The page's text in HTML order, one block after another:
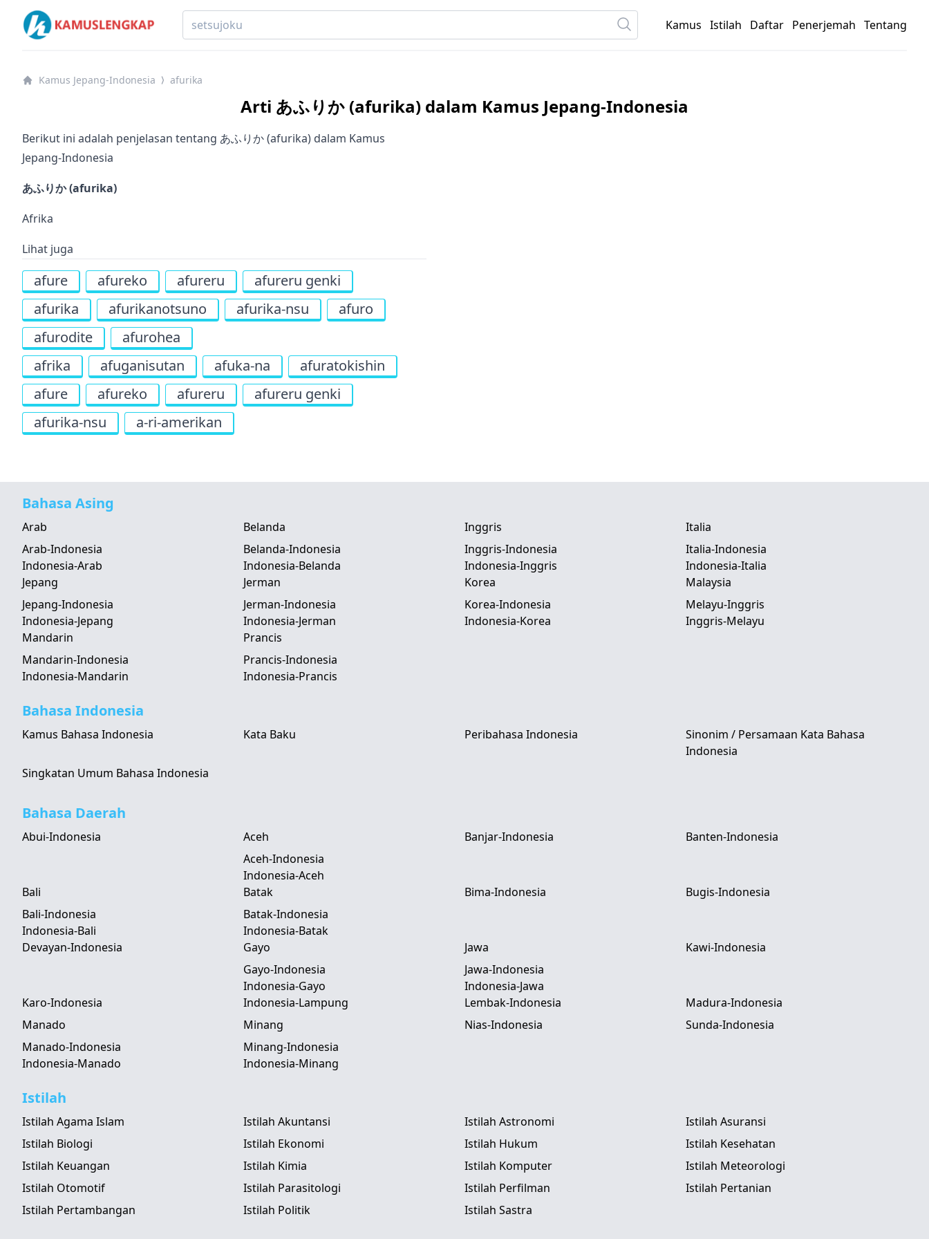
Kamus Lengkap Jepang-Indonesia - Kamus Bahasa Jepang
Kamus Istilah Daftar Penerjemah Tentang
Kamus Jepang-Indonesia ⟩ afurika
Arti あふりか (afurika) dalam Kamus Jepang-Indonesia
Berikut ini adalah penjelasan tentang あふりか (afurika) dalam Kamus
Jepang-Indonesia
あふりか (afurika)
Afrika
Lihat juga
afure afureko afureru
afureru genki
afurika
afurikanotsuno afurika-nsu
afuro
afurodite
afurohea
afrika
afuganisutan afuka-na
afuratokishin
afure
afureko afureru
afureru genki
afurika-nsu
a-ri-amerikan
Bahasa Asing
Arab
Arab-Indonesia
Indonesia-Arab
Belanda
Belanda-Indonesia
Indonesia-Belanda
Inggris
Inggris-Indonesia
Indonesia-Inggris
Italia
Italia-Indonesia
Indonesia-Italia
Jepang
Jepang-Indonesia
Indonesia-Jepang
Jerman
Jerman-Indonesia
Indonesia-Jerman
Korea
Korea-Indonesia
Indonesia-Korea
Malaysia
Melayu-Inggris
Inggris-Melayu
Mandarin
Mandarin-Indonesia
Indonesia-Mandarin
Prancis
Prancis-Indonesia
Indonesia-Prancis
Bahasa Indonesia
Kamus Bahasa Indonesia Kata Baku Peribahasa Indonesia
Sinonim / Persamaan Kata Bahasa
Indonesia
Singkatan Umum Bahasa Indonesia
Bahasa Daerah
Abui-Indonesia
Aceh
Aceh-Indonesia
Indonesia-Aceh
Banjar-Indonesia Banten-Indonesia
Bali
Bali-Indonesia
Indonesia-Bali
Batak
Batak-Indonesia
Indonesia-Batak
Bima-Indonesia Bugis-Indonesia
Devayan-Indonesia
Gayo
Gayo-Indonesia
Indonesia-Gayo
Jawa
Jawa-Indonesia
Indonesia-Jawa
Kawi-Indonesia
Karo-Indonesia Indonesia-Lampung Lembak-Indonesia
Madura-Indonesia
Manado
Manado-Indonesia
Indonesia-Manado
Minang
Minang-Indonesia
Indonesia-Minang
Nias-Indonesia Sunda-Indonesia
Istilah
Istilah Agama Islam Istilah Akuntansi Istilah Astronomi
Istilah Asuransi
Istilah Biologi
Istilah Ekonomi Istilah Hukum
Istilah Kesehatan
Istilah Keuangan
Istilah Kimia Istilah Komputer
Istilah Meteorologi
Istilah Otomotif
Istilah Parasitologi Istilah Perfilman
Istilah Pertanian
Istilah Pertambangan
Istilah Politik Istilah Sastra